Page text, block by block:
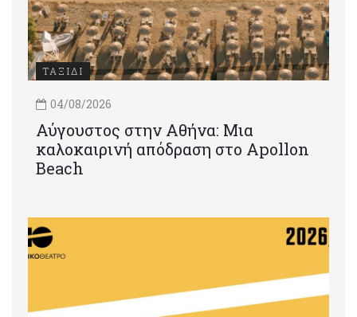
ΤΑΞΙΔΙ
04/08/2026
Αύγουστος στην Αθήνα: Μια
καλοκαιρινή απόδραση στο Apollon
Beach